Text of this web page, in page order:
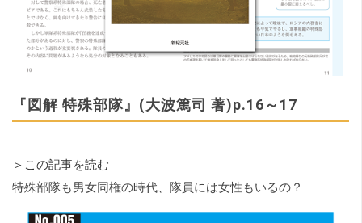
『図解 特殊部隊』(大波篤司 著)p.16～17
＞この記事を読む
特殊部隊も男女同権の時代、隊員には女性もいるの？